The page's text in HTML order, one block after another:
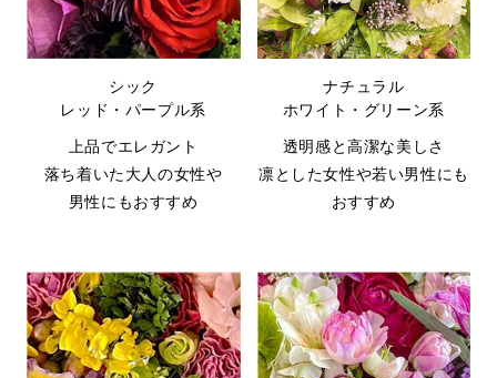
シック
レッド・パープル系
上品でエレガント
落ち着いた大人の女性や
男性にもおすすめ
ナチュラル
ホワイト・グリーン系
透明感と高潔な美しさ
凛とした女性や若い男性にも
おすすめ